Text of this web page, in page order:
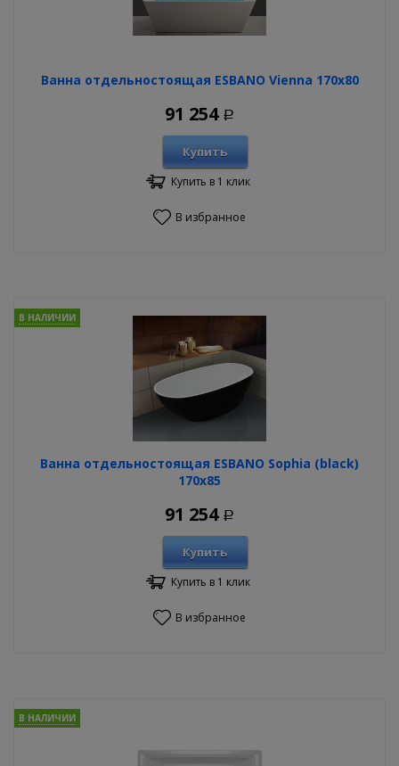
Ванна отдельностоящая ESBANO Vienna 170х80
91 254 Р
Купить
Купить в 1 клик
В избранное
Ванна отдельностоящая ESBANO Sophia (black)
170х85
В НАЛИЧИИ
91 254 Р
Купить
Купить в 1 клик
В избранное
В НАЛИЧИИ